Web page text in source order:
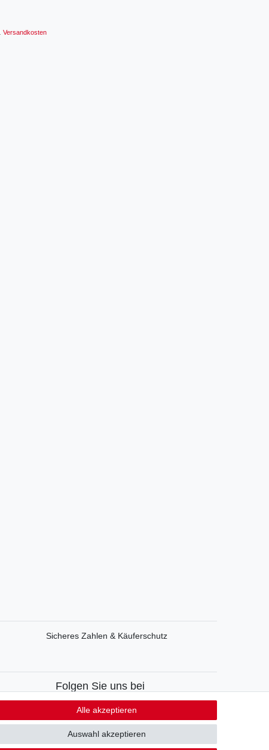
Versandkosten
Sicheres Zahlen & Käuferschutz
Folgen Sie uns bei
Facebook
InstagramAlle akzeptieren
Auswahl akzeptieren